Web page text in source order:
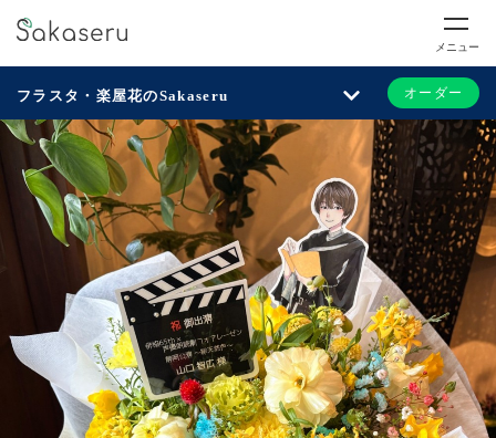
メニュー
フラスタ・楽屋花のSakaseru オーダー